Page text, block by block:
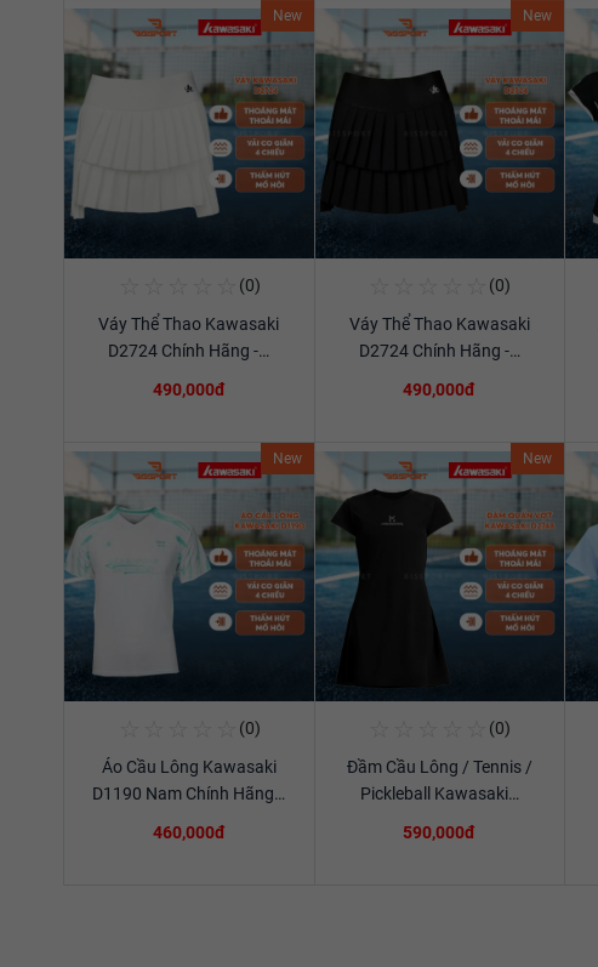
New
(0)
Váy Thể Thao Kawasaki
D2724 Chính Hãng -…
490,000đ
New
(0)
Váy Thể Thao Kawasaki
D2724 Chính Hãng -…
490,000đ
New
Xem chi tiết
(0)
Áo Cầu Lông Kawasaki
D1190 Nam Chính Hãng…
460,000đ
New
Xem chi tiết
(0)
Đầm Cầu Lông / Tennis /
Pickleball Kawasaki…
590,000đ